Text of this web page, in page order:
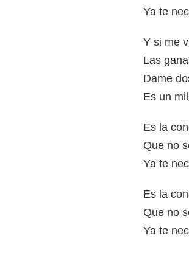
Ya te
Y si me
Las
Dame
Es un
Es la
Que no
Ya te
Es la
Que no
Ya te